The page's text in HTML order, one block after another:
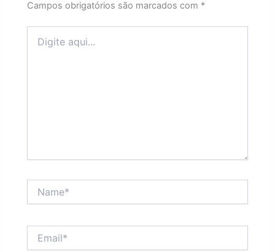
Campos obrigatórios são marcados com *
aqui...